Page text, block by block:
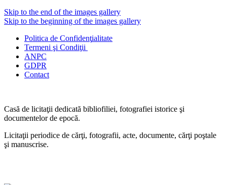
Skip to the end of the images gallery
Skip to the beginning of the images gallery
Politica de Confidenţialitate
Termeni şi Condiţii
ANPC
GDPR
Contact
Casă de licitaţii dedicată bibliofiliei, fotografiei istorice şi
documentelor de epocă.
Licitaţii periodice de cărţi, fotografii, acte, documente, cărţi poştale
şi manuscrise.